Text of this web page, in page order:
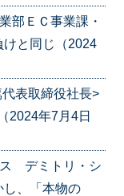
部ＥＣ事業課・
と同じ（2024
表取締役社長>
2024年7月4日
ス デミトリ・シ
、「本物の